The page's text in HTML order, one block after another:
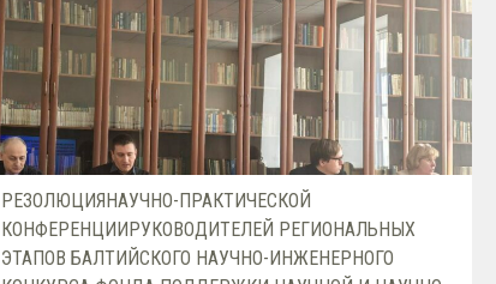
РЕЗОЛЮЦИЯНАУЧНО-ПРАКТИЧЕСКОЙ
КОНФЕРЕНЦИИРУКОВОДИТЕЛЕЙ РЕГИОНАЛЬНЫХ
ЭТАПОВ БАЛТИЙСКОГО НАУЧНО-ИНЖЕНЕРНОГО